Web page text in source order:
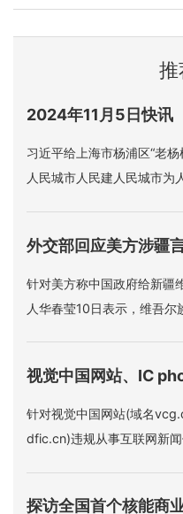
推
2024年11月5日快讯
习近平给上海市杨浦区“老
人民城市人民建人民城市为
外交部回应美方涉疆
针对美方称中国政府给新疆
人华春莹10日表示，维吾
是可以理解的，但是如果美
受的。
视觉中国网站、IC
针对视觉中国网站(域名
dfic.cn)违规从事互联网新
探访全国首个核能商